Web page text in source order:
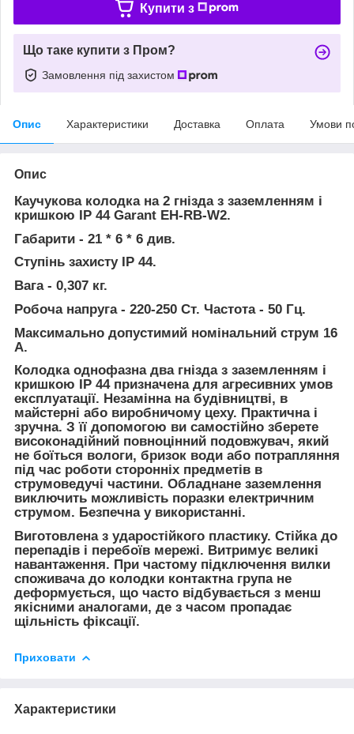
Купити з
Що таке купити з Пром?
Замовлення під захистом
Опис Характеристики Доставка Оплата Умови
Опис
Каучукова колодка на 2 гнізда з заземленням і
кришкою IP 44 Garant EH-RB-W2.
Габарити - 21 * 6 * 6 див.
Ступінь захисту IP 44.
Вага - 0,307 кг.
Робоча напруга - 220-250 Ст. Частота - 50 Гц.
Максимально допустимий номінальний струм 16
А.
Колодка однофазна два гнізда з заземленням і
кришкою IP 44 призначена для агресивних умов
експлуатації. Незамінна на будівництві, в
майстерні або виробничому цеху. Практична і
зручна. З її допомогою ви самостійно зберете
високонадійний повноцінний подовжувач, який
не боїться вологи, бризок води або потрапляння
під час роботи сторонніх предметів в
струмоведучі частини. Обладнане заземлення
виключить можливість поразки електричним
струмом. Безпечна у використанні.
Виготовлена з ударостійкого пластику. Стійка до
перепадів і перебоїв мережі. Витримує великі
навантаження. При частому підключення вилки
споживача до колодки контактна група не
деформується, що часто відбувається з менш
якісними аналогами, де з часом пропадає
щільність фіксації.
Приховати
Характеристики